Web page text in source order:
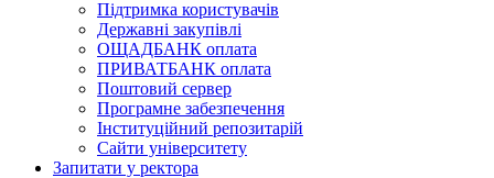
Підтримка користувачів
Державні закупівлі
ОЩАДБАНК оплата
ПРИВАТБАНК оплата
Поштовий сервер
Програмне забезпечення
Інституційний репозитарій
Сайти університету
Запитати у ректора